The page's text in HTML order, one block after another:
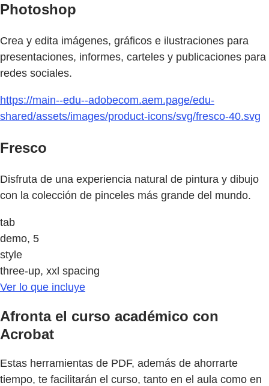
Photoshop
Crea y edita imágenes, gráficos e ilustraciones para
presentaciones, informes, carteles y publicaciones para
redes sociales.
https://main--edu--adobecom.aem.page/edu-
shared/assets/images/product-icons/svg/fresco-40.svg
Fresco
Disfruta de una experiencia natural de pintura y dibujo
con la colección de pinceles más grande del mundo.
tab
demo, 5
style
three-up, xxl spacing
Ver lo que incluye
Afronta el curso académico con
Acrobat
Estas herramientas de PDF, además de ahorrarte
tiempo, te facilitarán el curso, tanto en el aula como en